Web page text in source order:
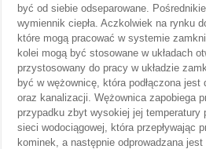
być od siebie odseparowane.
wymiennik ciepła. Aczkolwiek na rynku
które mogą pracować w systemie
kolei mogą być stosowane w układach
przystosowany do pracy w układzie
być w wężownicę, która podłączona jest
oraz kanalizacji. Wężownica zapobiega
przypadku zbyt wysokiej jej temperatury
sieci wodociągowej, która przepływając
kominek, a następnie odprowadzana